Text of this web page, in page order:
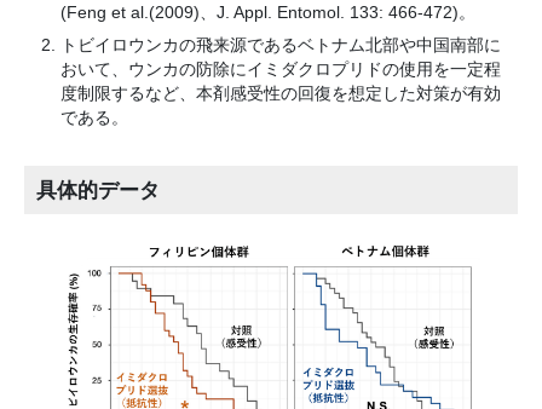
(Feng et al.(2009)、J. Appl. Entomol. 133: 466-472)。
トビイロウンカの飛来源であるベトナム北部や中国南部に
おいて、ウンカの防除にイミダクロプリドの使用を一定程
度制限するなど、本剤感受性の回復を想定した対策が有効
である。
具体的データ